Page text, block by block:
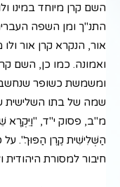
השם קרן מיוחד במינו
התנ"ך ומן השפה
אור, הנקרא קרן אור
ואמונה. כמו כן, השם
ומשמשת כשופר שנחשב
שמה של בתו השלישית
מ"ב, פסוק י"ד, "וַיִּקְרָא
הַשְּׁלִישִׁית קֶרֶן הַפּוּךְ".
חיבור למסורת היהודית